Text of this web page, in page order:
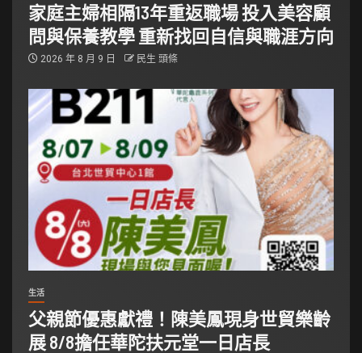
家庭主婦相隔13年重返職場 投入美容顧
問與保養教學 重新找回自信與職涯方向
2026 年 8 月 9 日 民生 頭條
生活
父親節優惠獻禮！陳美鳳現身世貿樂齡
展 8/8擔任華陀扶元堂一日店長